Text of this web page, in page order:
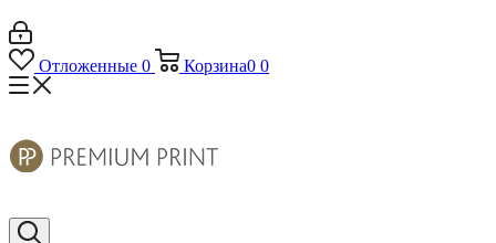
Отложенные 0 Корзина0 0